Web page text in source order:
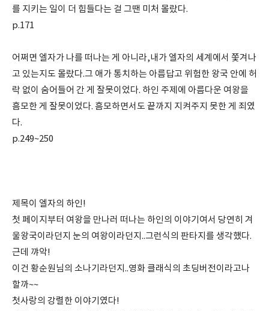
를 지키는 일이 더 힘들다는 걸 그땐 미처 몰랐다.
p.171
어쩌면 엘자가 나를 떠나는 게 아니라,내가 엘자의 세계에서 쫓겨나
고 있는지도 몰랐다.그 애가 통치하는 아름답고 위험한 왕국 안에 허
락 없이 숨어들어 간 게 잘못이었다. 하인 주제에 아름다운 여왕을
흠모한 게 잘못이었다. 흠모하면서도 끝까지 지켜주지 못한 게 죄였
다.
p.249~250
제목이 엘자의 하인!
첫 페이지부터 여왕을 만나러 떠나는 하인의 이야기여서 당연히 겨
울왕국이라던지 눈의 여왕이라던지..그런식의 판타지를 생각했다.
근데 꺄악!
이건 황순원님의 소나기라던지..영화 클래식의 초딩버전이라고나
할까~~
첫사랑의 강렬한 이야기였다!